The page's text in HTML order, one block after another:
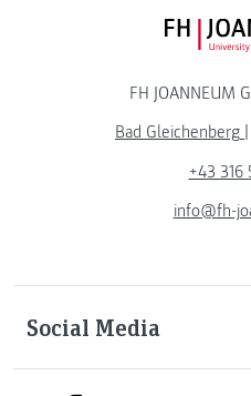
FH JOANNEUM
Bad Gleichenberg
+43 316
info@fh-
Social Media